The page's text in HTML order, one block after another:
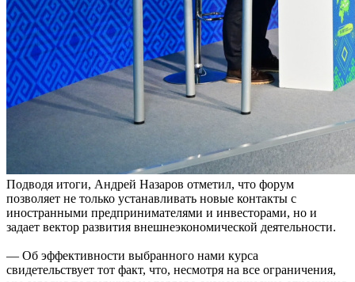
Подводя итоги, Андрей Назаров отметил, что форум
позволяет не только устанавливать новые контакты с
иностранными предпринимателями и инвесторами, но и
задает вектор развития внешнеэкономической деятельности.
— Об эффективности выбранного нами курса
свидетельствует тот факт, что, несмотря на все ограничения,